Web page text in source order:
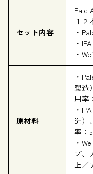
セット内容
Pale
１２
・
・
・
原材料
・
製造
用率
・
造）
率：
・
プ、
上